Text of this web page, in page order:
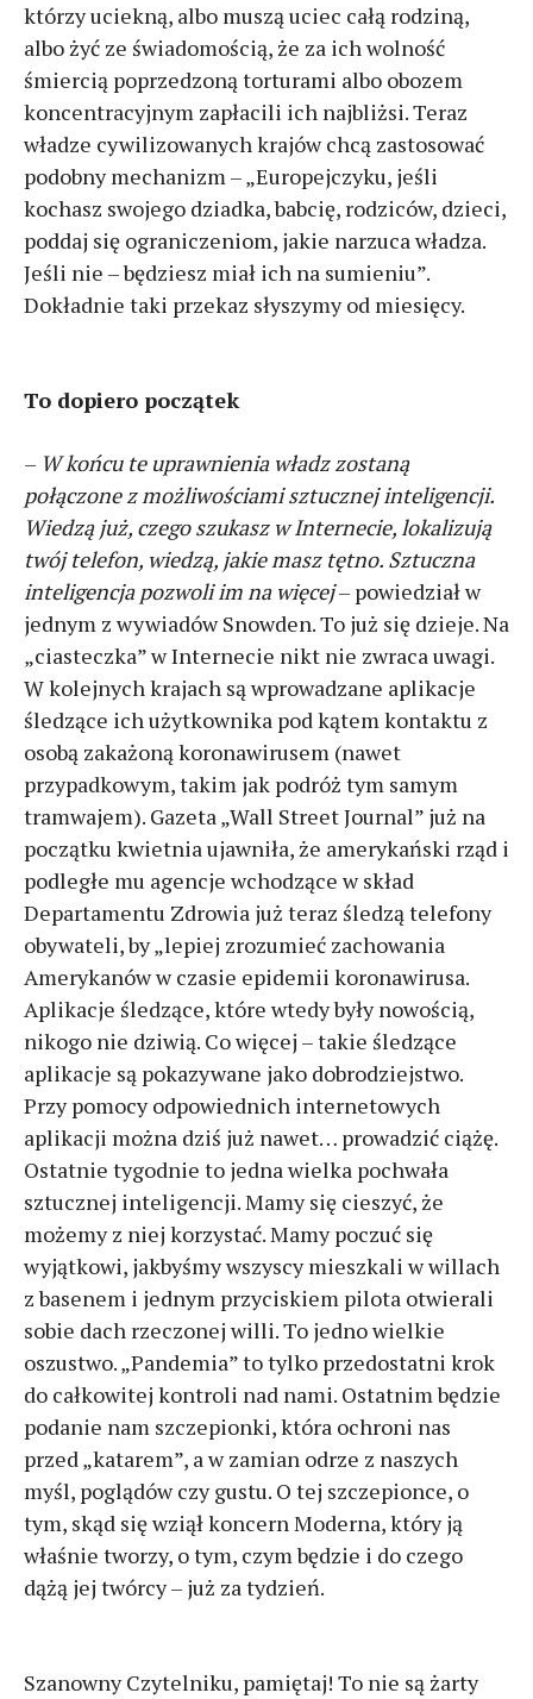
którzy uciekną, albo muszą uciec całą rodziną,
albo żyć ze świadomością, że za ich wolność
śmiercią poprzedzoną torturami albo obozem
koncentracyjnym zapłacili ich najbliżsi. Teraz
władze cywilizowanych krajów chcą zastosować
podobny mechanizm – „Europejczyku, jeśli
kochasz swojego dziadka, babcię, rodziców, dzieci,
poddaj się ograniczeniom, jakie narzuca władza.
Jeśli nie – będziesz miał ich na sumieniu”.
Dokładnie taki przekaz słyszymy od miesięcy.
To dopiero początek
– W końcu te uprawnienia władz zostaną
połączone z możliwościami sztucznej inteligencji.
Wiedzą już, czego szukasz w Internecie, lokalizują
twój telefon, wiedzą, jakie masz tętno. Sztuczna
inteligencja pozwoli im na więcej– powiedział w
jednym z wywiadów Snowden. To już się dzieje. Na
„ciasteczka” w Internecie nikt nie zwraca uwagi.
W kolejnych krajach są wprowadzane aplikacje
śledzące ich użytkownika pod kątem kontaktu z
osobą zakażoną koronawirusem (nawet
przypadkowym, takim jak podróż tym samym
tramwajem). Gazeta „Wall Street Journal” już na
początku kwietnia ujawniła, że amerykański rząd i
podległe mu agencje wchodzące w skład
Departamentu Zdrowia już teraz śledzą telefony
obywateli, by „lepiej zrozumieć zachowania
Amerykanów w czasie epidemii koronawirusa.
Aplikacje śledzące, które wtedy były nowością,
nikogo nie dziwią. Co więcej – takie śledzące
aplikacje są pokazywane jako dobrodziejstwo.
Przy pomocy odpowiednich internetowych
aplikacji można dziś już nawet… prowadzić ciążę.
Ostatnie tygodnie to jedna wielka pochwała
sztucznej inteligencji. Mamy się cieszyć, że
możemy z niej korzystać. Mamy poczuć się
wyjątkowi, jakbyśmy wszyscy mieszkali w willach
z basenem i jednym przyciskiem pilota otwierali
sobie dach rzeczonej willi. To jedno wielkie
oszustwo. „Pandemia” to tylko przedostatni krok
do całkowitej kontroli nad nami. Ostatnim będzie
podanie nam szczepionki, która ochroni nas
przed „katarem”, a w zamian odrze z naszych
myśl, poglądów czy gustu. O tej szczepionce, o
tym, skąd się wziął koncern Moderna, który ją
właśnie tworzy, o tym, czym będzie i do czego
dążą jej twórcy – już za tydzień.
Szanowny Czytelniku, pamiętaj! To nie są żarty